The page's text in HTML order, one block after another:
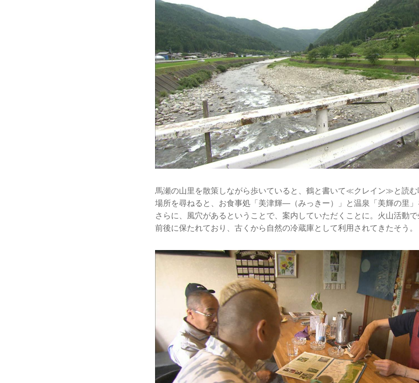
馬瀬の山里を散策しながら歩いていると、鶴と書いて≪クレイン≫と読
場所を尋ねると、お食事処「美津輝―（みっきー）」と温泉「美輝の里」
さらに、風穴があるということで、案内していただくことに。火山活動
前後に保たれており、古くから自然の冷蔵庫として利用されてきたそう。